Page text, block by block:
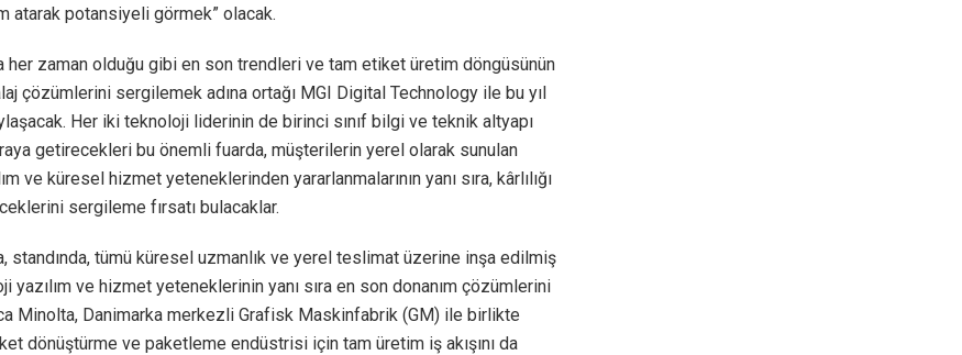
atarak potansiyeli görmek” olacak.
her zaman olduğu gibi en son trendleri ve tam etiket üretim döngüsünün
çözümlerini sergilemek adına ortağı MGI Digital Technology ile bu yıl
Her iki teknoloji liderinin de birinci sınıf bilgi ve teknik altyapı
getirecekleri bu önemli fuarda, müşterilerin yerel olarak sunulan
ve küresel hizmet yeteneklerinden yararlanmalarının yanı sıra, kârlılığı
sergileme fırsatı bulacaklar.
standında, tümü küresel uzmanlık ve yerel teslimat üzerine inşa edilmiş
yazılım ve hizmet yeteneklerinin yanı sıra en son donanım çözümlerini
Minolta, Danimarka merkezli Grafisk Maskinfabrik (GM) ile birlikte
dönüştürme ve paketleme endüstrisi için tam üretim iş akışını da